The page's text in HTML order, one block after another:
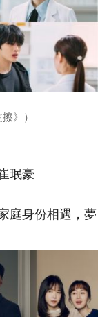
》）
珉豪
庭身份相遇，夢